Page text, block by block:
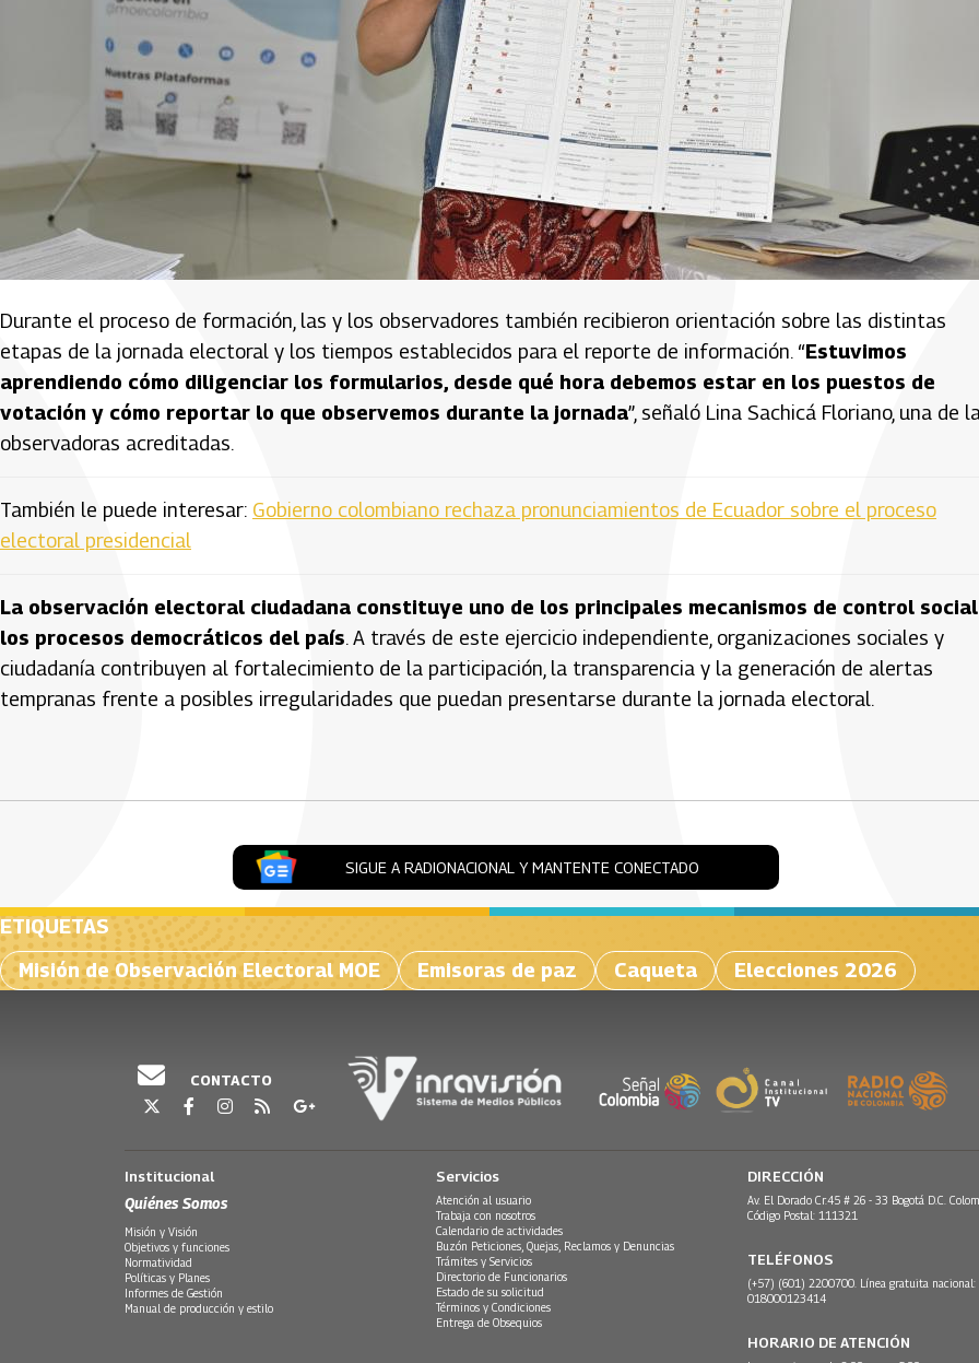
Durante el proceso de formación, las y los observadores también recibieron orientación sobre las distintas
etapas de la jornada electoral y los tiempos establecidos para el reporte de información. “Estuvimos
aprendiendo cómo diligenciar los formularios, desde qué hora debemos estar en los puestos de
votación y cómo reportar lo que observemos durante la jornada”, señaló Lina Sachicá Floriano, una de
observadoras acreditadas.
También le puede interesar: Gobierno colombiano rechaza pronunciamientos de Ecuador sobre el proceso
electoral presidencial
La observación electoral ciudadana constituye uno de los principales mecanismos de control
los procesos democráticos del país. A través de este ejercicio independiente, organizaciones sociales y
ciudadanía contribuyen al fortalecimiento de la participación, la transparencia y la generación de alertas
tempranas frente a posibles irregularidades que puedan presentarse durante la jornada electoral.
SIGUE A RADIONACIONAL Y MANTENTE CONECTADO
ETIQUETAS
Misión de Observación Electoral MOE
Emisoras de paz Caqueta Elecciones 2026
CONTACTO
Institucional
Quiénes Somos
Misión y Visión
Objetivos y funciones
Normatividad
Políticas y Planes
Informes de Gestión
Manual de producción y estilo
Servicios
Atención al usuario
Trabaja con nosotros
Calendario de actividades
Buzón Peticiones, Quejas, Reclamos y Denuncias
Trámites y Servicios
Directorio de Funcionarios
Estado de su solicitud
Términos y Condiciones
Entrega de Obsequios
DIRECCIÓN
Av. El Dorado Cr.45 # 26 - 33 Bogotá D.C.
Código Postal: 111321
TELÉFONOS
(+57) (601) 2200700. Línea gratuita nacional:
018000123414
HORARIO DE ATENCIÓN